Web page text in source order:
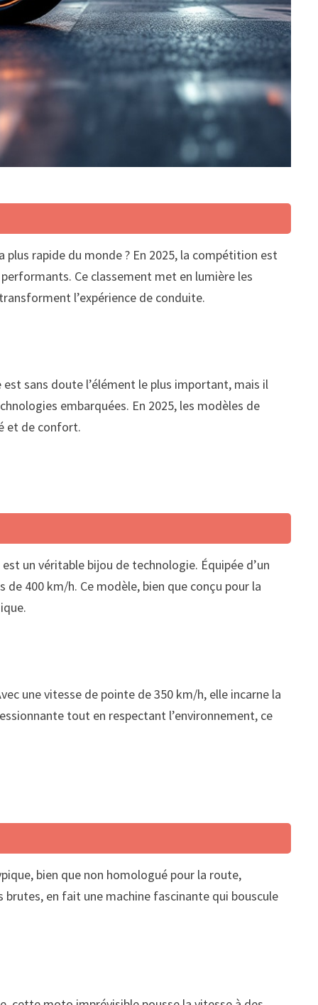
rapide du monde ? En 2025, la compétition est
Ce classement met en lumière les
l’expérience de conduite.
sans doute l’élément le plus important, mais il
embarquées. En 2025, les modèles de
et de confort.
un véritable bijou de technologie. Équipée d’un
400 km/h. Ce modèle, bien que conçu pour la
une vitesse de pointe de 350 km/h, elle incarne la
tout en respectant l’environnement, ce
bien que non homologué pour la route,
en fait une machine fascinante qui bouscule